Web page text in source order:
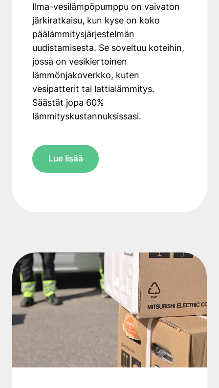
Ilma-vesilämpöpumppu on vaivaton
järkiratkaisu, kun kyse on koko
päälämmitysjärjestelmän
uudistamisesta. Se soveltuu koteihin,
jossa on vesikiertoinen
lämmönjakoverkko, kuten
vesipatterit tai lattialämmitys.
Säästät jopa 60%
lämmityskustannuksissasi.
Lue lisää